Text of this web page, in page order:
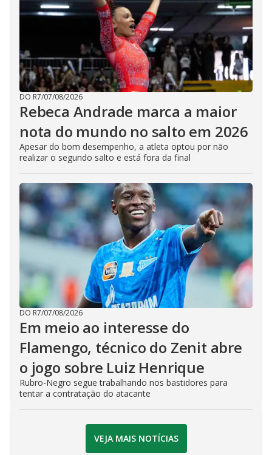
DO R7/07/08/2026
Rebeca Andrade marca a maior
nota do mundo no salto em 2026
Apesar do bom desempenho, a atleta optou por não
realizar o segundo salto e está fora da final
DO R7/07/08/2026
Em meio ao interesse do
Flamengo, técnico do Zenit abre
o jogo sobre Luiz Henrique
Rubro-Negro segue trabalhando nos bastidores para
tentar a contratação do atacante
VEJA MAIS NOTÍCIAS